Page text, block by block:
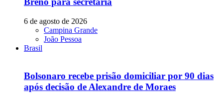
6 de agosto de 2026
Campina Grande
João Pessoa
Brasil
Bolsonaro recebe prisão domiciliar por 90 dias
após decisão de Alexandre de Moraes